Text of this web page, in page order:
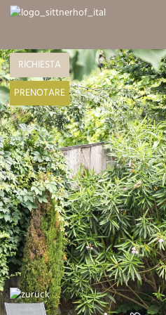
RICHIESTA
PRENOTARE